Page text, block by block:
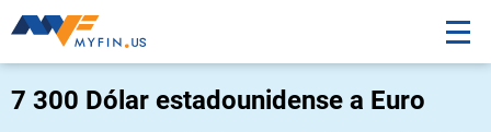
7 300 Dólar estadounidense a Euro